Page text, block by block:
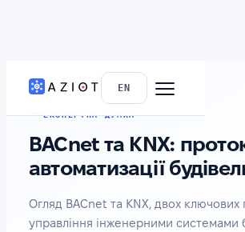
EN
ГОЛОВНА› БЛОГ
ЕКСПЕРТНА ДУМКА
BACnet та KNX:
автоматизації
Огляд BACnet та KNX, двох ключових
управління інженерними системами